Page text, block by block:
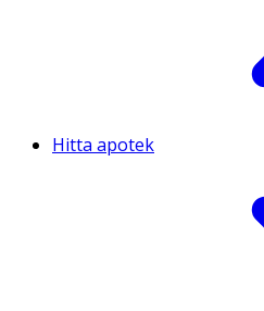
Hitta apotek